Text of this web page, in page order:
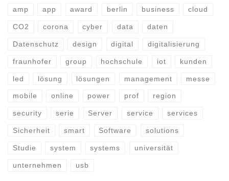
amp app award berlin business cloud
CO2 corona cyber data daten
Datenschutz design digital digitalisierung
fraunhofer group hochschule iot kunden
led lösung lösungen management messe
mobile online power prof region
security serie Server service services
Sicherheit smart Software solutions
Studie system systems universität
unternehmen usb